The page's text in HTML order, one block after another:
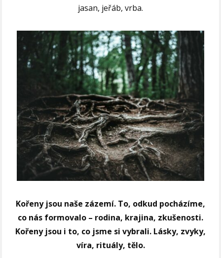
jasan, jeřáb, vrba.
Kořeny jsou naše zázemí. To, odkud pocházíme,
co nás formovalo – rodina, krajina, zkušenosti.
Kořeny jsou i to, co jsme si vybrali. Lásky, zvyky,
víra, rituály, tělo.